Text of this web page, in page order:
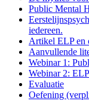
Public Mental
iedereen.
Artikel ELP en
Aanvullende
Webinar 1:
Webinar 2:
Evaluatie
Oefening